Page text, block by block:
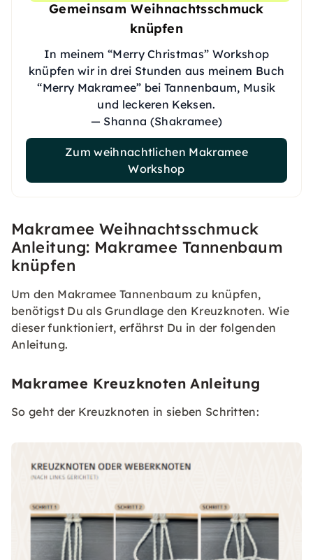
Gemeinsam Weihnachtsschmuck
knüpfen
In meinem “Merry Christmas” Workshop
knüpfen wir in drei Stunden aus meinem Buch
“Merry Makramee” bei Tannenbaum, Musik
und leckeren Keksen.
— Shanna (Shakramee)
Zum weihnachtlichen Makramee
Workshop
Makramee Weihnachtsschmuck
Anleitung: Makramee Tannenbaum
knüpfen
Um den Makramee Tannenbaum zu knüpfen,
benötigst Du als Grundlage den Kreuzknoten. Wie
dieser funktioniert, erfährst Du in der folgenden
Anleitung.
Makramee Kreuzknoten Anleitung
So geht der Kreuzknoten in sieben Schritten: